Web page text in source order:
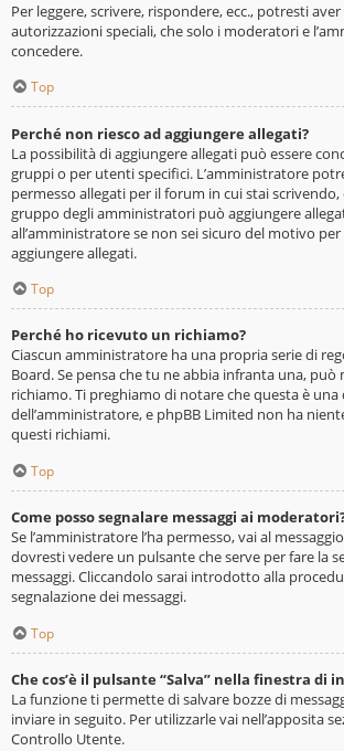
Per leggere, scrivere, rispondere, ecc., potresti
autorizzazioni speciali, che solo i moderatori e
concedere.
Top
Perché non riesco ad aggiungere allegati?
La possibilità di aggiungere allegati può essere
gruppi o per utenti specifici. L’amministratore
permesso allegati per il forum in cui stai
gruppo degli amministratori può aggiungere
all’amministratore se non sei sicuro del motivo
aggiungere allegati.
Top
Perché ho ricevuto un richiamo?
Ciascun amministratore ha una propria serie di
Board. Se pensa che tu ne abbia infranta una, può
richiamo. Ti preghiamo di notare che questa è una
dell’amministratore, e phpBB Limited non ha
questi richiami.
Top
Come posso segnalare messaggi ai
Se l’amministratore l’ha permesso, vai al
dovresti vedere un pulsante che serve per fare la
messaggi. Cliccandolo sarai introdotto alla
segnalazione dei messaggi.
Top
Che cos’è il pulsante “Salva” nella finestra di
La funzione ti permette di salvare bozze di
inviare in seguito. Per utilizzarle vai nell’apposita
Controllo Utente.